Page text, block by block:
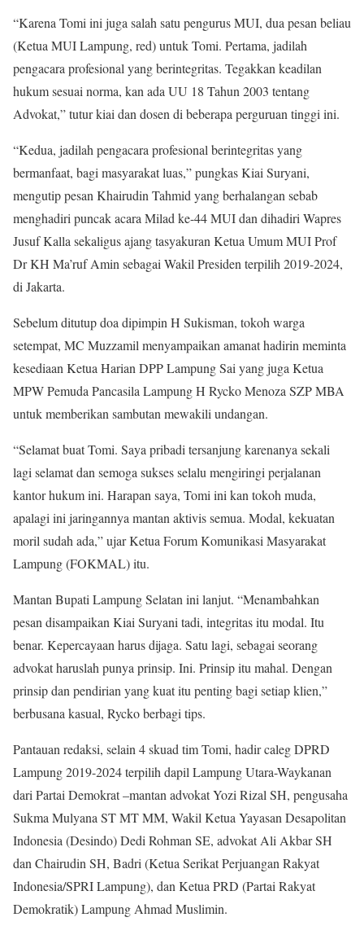
“Karena Tomi ini juga salah satu pengurus MUI, dua pesan beliau
(Ketua MUI Lampung, red) untuk Tomi. Pertama, jadilah
pengacara profesional yang berintegritas. Tegakkan keadilan
hukum sesuai norma, kan ada UU 18 Tahun 2003 tentang
Advokat,” tutur kiai dan dosen di beberapa perguruan tinggi ini.
“Kedua, jadilah pengacara profesional berintegritas yang
bermanfaat, bagi masyarakat luas,” pungkas Kiai Suryani,
mengutip pesan Khairudin Tahmid yang berhalangan sebab
menghadiri puncak acara Milad ke-44 MUI dan dihadiri Wapres
Jusuf Kalla sekaligus ajang tasyakuran Ketua Umum MUI Prof
Dr KH Ma’ruf Amin sebagai Wakil Presiden terpilih 2019-2024,
di Jakarta.
Sebelum ditutup doa dipimpin H Sukisman, tokoh warga
setempat, MC Muzzamil menyampaikan amanat hadirin meminta
kesediaan Ketua Harian DPP Lampung Sai yang juga Ketua
MPW Pemuda Pancasila Lampung H Rycko Menoza SZP MBA
untuk memberikan sambutan mewakili undangan.
“Selamat buat Tomi. Saya pribadi tersanjung karenanya sekali
lagi selamat dan semoga sukses selalu mengiringi perjalanan
kantor hukum ini. Harapan saya, Tomi ini kan tokoh muda,
apalagi ini jaringannya mantan aktivis semua. Modal, kekuatan
moril sudah ada,” ujar Ketua Forum Komunikasi Masyarakat
Lampung (FOKMAL) itu.
Mantan Bupati Lampung Selatan ini lanjut. “Menambahkan
pesan disampaikan Kiai Suryani tadi, integritas itu modal. Itu
benar. Kepercayaan harus dijaga. Satu lagi, sebagai seorang
advokat haruslah punya prinsip. Ini. Prinsip itu mahal. Dengan
prinsip dan pendirian yang kuat itu penting bagi setiap klien,”
berbusana kasual, Rycko berbagi tips.
Pantauan redaksi, selain 4 skuad tim Tomi, hadir caleg DPRD
Lampung 2019-2024 terpilih dapil Lampung Utara-Waykanan
dari Partai Demokrat –mantan advokat Yozi Rizal SH, pengusaha
Sukma Mulyana ST MT MM, Wakil Ketua Yayasan Desapolitan
Indonesia (Desindo) Dedi Rohman SE, advokat Ali Akbar SH
dan Chairudin SH, Badri (Ketua Serikat Perjuangan Rakyat
Indonesia/SPRI Lampung), dan Ketua PRD (Partai Rakyat
Demokratik) Lampung Ahmad Muslimin.